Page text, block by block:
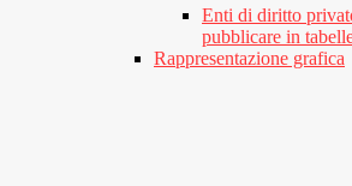
Enti di diritto
pubblicare in
Rappresentazione grafica